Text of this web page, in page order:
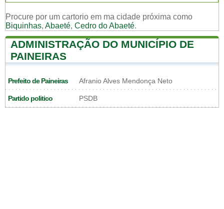
Procure por um cartorio em ma cidade próxima como
Biquinhas, Abaeté, Cedro do Abaeté.
ADMINISTRAÇÃO DO MUNICÍPIO DE
PAINEIRAS
Prefeito de Paineiras Afranio Alves Mendonça Neto
Partido politico PSDB